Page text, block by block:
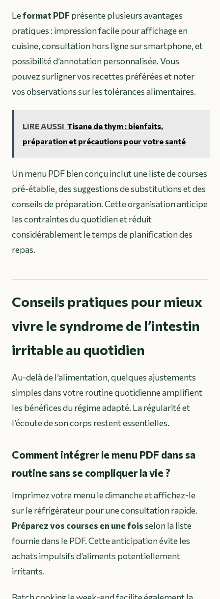
Leformat PDF présente plusieurs avantages
pratiques : impression facile pour affichage en
cuisine, consultation hors ligne sur smartphone, et
possibilité d’annotation personnalisée. Vous
pouvez surligner vos recettes préférées et noter
vos observations sur les tolérances alimentaires.
LIRE AUSSI Tisane de thym : bienfaits,
préparation et précautions pour votre santé
Un menu PDF bien conçu inclut une liste de courses
pré-établie, des suggestions de substitutions et des
conseils de préparation. Cette organisation anticipe
les contraintes du quotidien et réduit
considérablement le temps de planification des
repas.
Conseils pratiques pour mieux
vivre le syndrome de l’intestin
irritable au quotidien
Au-delà de l’alimentation, quelques ajustements
simples dans votre routine quotidienne amplifient
les bénéfices du régime adapté. La régularité et
l’écoute de son corps restent essentielles.
Comment intégrer le menu PDF dans sa
routine sans se compliquer la vie ?
Imprimez votre menu le dimanche et affichez-le
sur le réfrigérateur pour une consultation rapide.
Préparez vos courses en une foisselon la liste
fournie dans le PDF. Cette anticipation évite les
achats impulsifs d’aliments potentiellement
irritants.